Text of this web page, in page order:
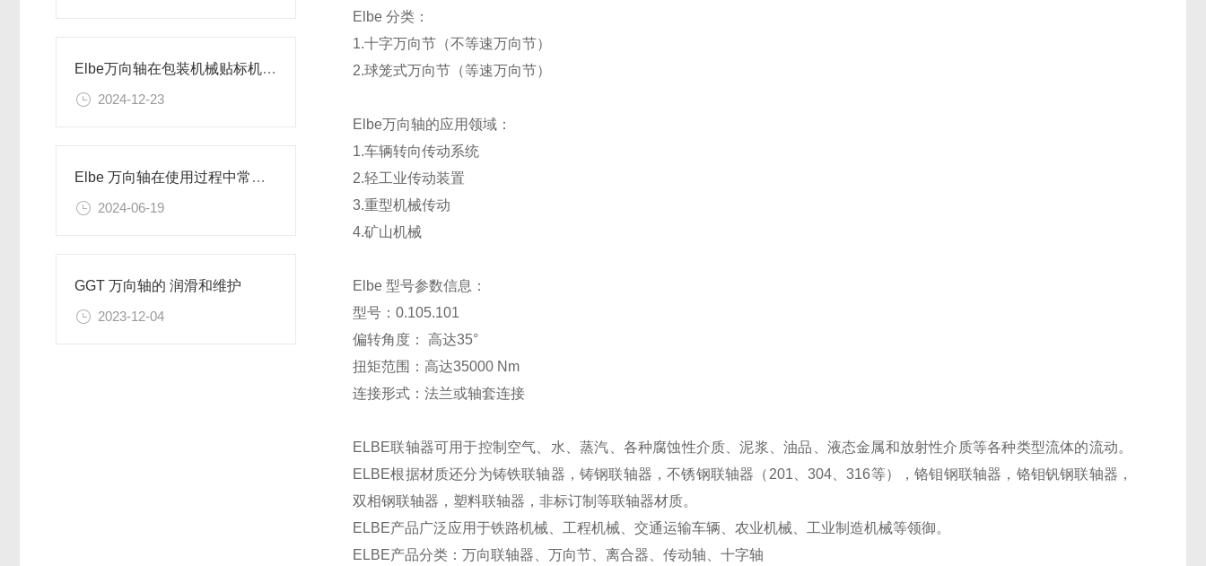
Elbe万向轴在包装机械贴标机的应用
2024-12-23
Elbe 万向轴在使用过程中常见的问题
2024-06-19
GGT 万向轴的 润滑和维护
2023-12-04
Elbe分类：
1.十字万向节（不等速万向节）
2.球笼式万向节（等速万向节）
Elbe万向轴的应用领域：
1.车辆转向传动系统
2.轻工业传动装置
3.重型机械传动
4.矿山机械
Elbe 型号参数信息：
型号：0.105.101
偏转角度： 高达35°
扭矩范围：高达35000 Nm
连接形式：法兰或轴套连接
ELBE联轴器可用于控制空气、水、蒸汽、各种腐蚀性介质、泥浆、油品、液态金属和放射性介质等各种类型流体的流动。
ELBE根据材质还分为铸铁联轴器，铸钢联轴器，不锈钢联轴器（201、304、316等），铬钼钢联轴器，铬钼钒钢联轴器，
双相钢联轴器，塑料联轴器，非标订制等联轴器材质。
ELBE产品广泛应用于铁路机械、工程机械、交通运输车辆、农业机械、工业制造机械等领御。
ELBE产品分类：万向联轴器、万向节、离合器、传动轴、十字轴